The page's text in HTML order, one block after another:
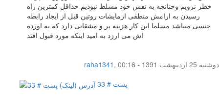
خطر نرویم وچنانچه به نفس خود مسلط نبودیم حداقل کمترین راه
رسیدن به ارامش منطقی ازمایشات روتین قبل از ایجاد رابطه
جنسی میباشد مسلما این کار هزینه بر و مشقاتی دارد که به اورده
اش می ارزد به امید اینکه مورد قبول افتد
raha1341 ,
دوشنبه 25 اردیبهشت 1391 - 00:16
پست # 33